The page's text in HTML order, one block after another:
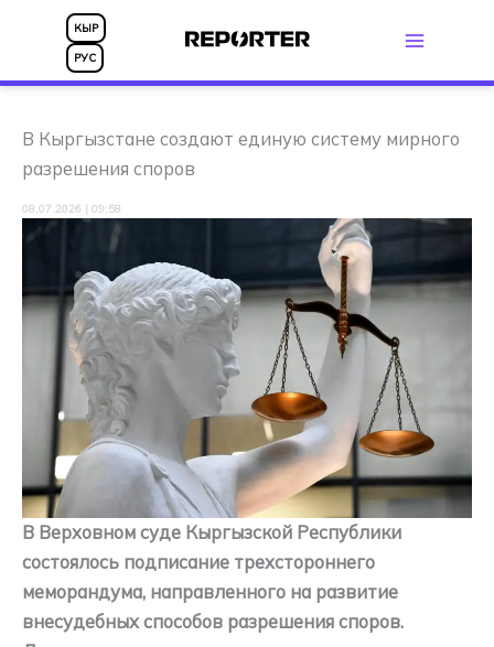
Перейти
содержимому
КЫР
РУС
В Кыргызстане создают единую систему мирного
разрешения споров
08.07.2026 | 09:58
В Верховном суде Кыргызской Республики
состоялось подписание трехстороннего
меморандума, направленного на развитие
внесудебных способов разрешения споров.